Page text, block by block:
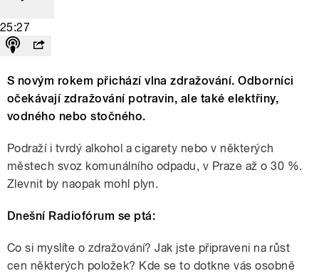
25:27
S novým rokem přichází vlna zdražování. Odborníci
očekávají zdražování potravin, ale také elektřiny,
vodného nebo stočného.
Podraží i tvrdý alkohol a cigarety nebo v některých
městech svoz komunálního odpadu, v Praze až o 30 %.
Zlevnit by naopak mohl plyn.
Dnešní Radiofórum se ptá:
Co si myslíte o zdražování? Jak jste připraveni na růst
cen některých položek? Kde se to dotkne vás osobně